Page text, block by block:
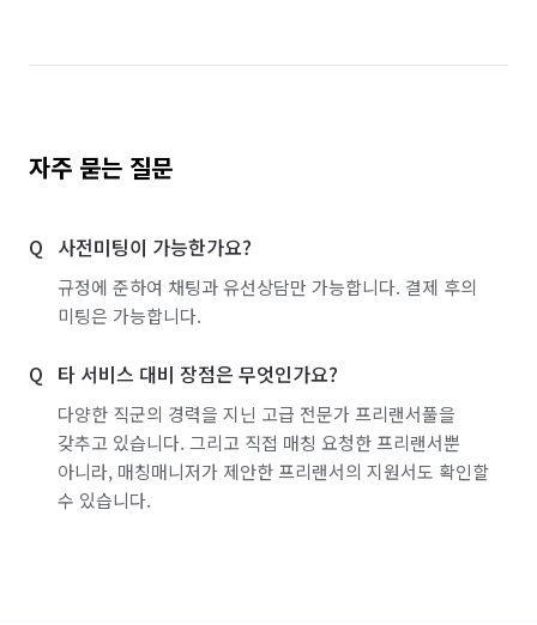
자주 묻는 질문
사전미팅이 가능한가요?
규정에 준하여 채팅과 유선상담만 가능합니다. 결제 후의
미팅은 가능합니다.
타 서비스 대비 장점은 무엇인가요?
다양한 직군의 경력을 지닌 고급 전문가 프리랜서풀을
갖추고 있습니다. 그리고 직접 매칭 요청한 프리랜서뿐
아니라, 매칭매니저가 제안한 프리랜서의 지원서도 확인할
수 있습니다.